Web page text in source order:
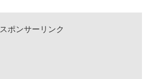
スポンサーリンク